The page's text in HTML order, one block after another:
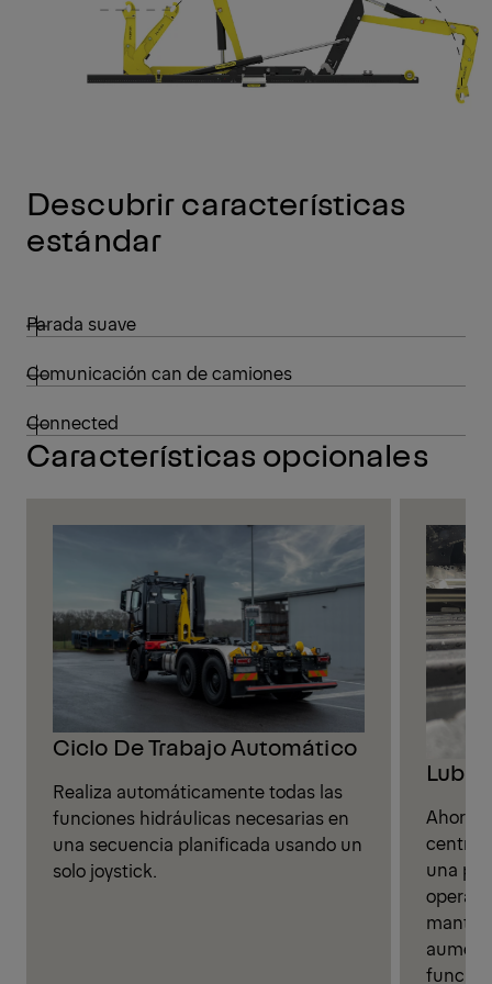
Descubrir características
estándar
Parada suave
Comunicación can de camiones
Connected
Características opcionales
Ciclo De Trabajo Automático
Realiza automáticamente todas las
funciones hidráulicas necesarias en
una secuencia planificada usando un
solo joystick.
Ahorre
central
una